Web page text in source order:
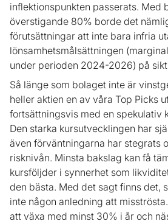
inflektionspunkten passerats. Med
överstigande 80% borde det
förutsättningar att inte bara infria
lönsamhetsmålsättningen
under perioden 2024-2026) på
Så länge som bolaget inte är
heller aktien en av våra Top Picks
fortsättningsvis med en spekulativ
Den starka kursutvecklingen har
även förväntningarna har stegrats
risknivån. Minsta bakslag kan få
kursföljder i synnerhet som
den bästa. Med det sagt finns det,
inte någon anledning att
att växa med minst 30% i år och